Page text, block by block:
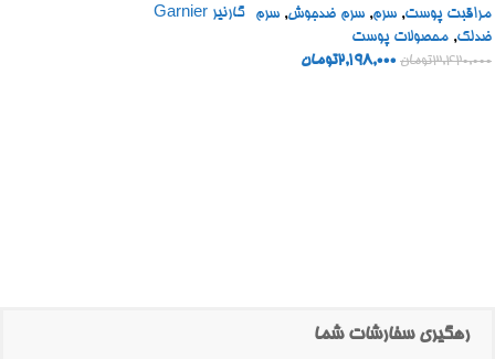
مراقبت پوست, سرم, سرم ضدجوش, سرم
ضدلک, محصولات پوست
3,420,000تومان 2,198,000تومان
گارنیر Garnier
رهگیری سفارشات شما